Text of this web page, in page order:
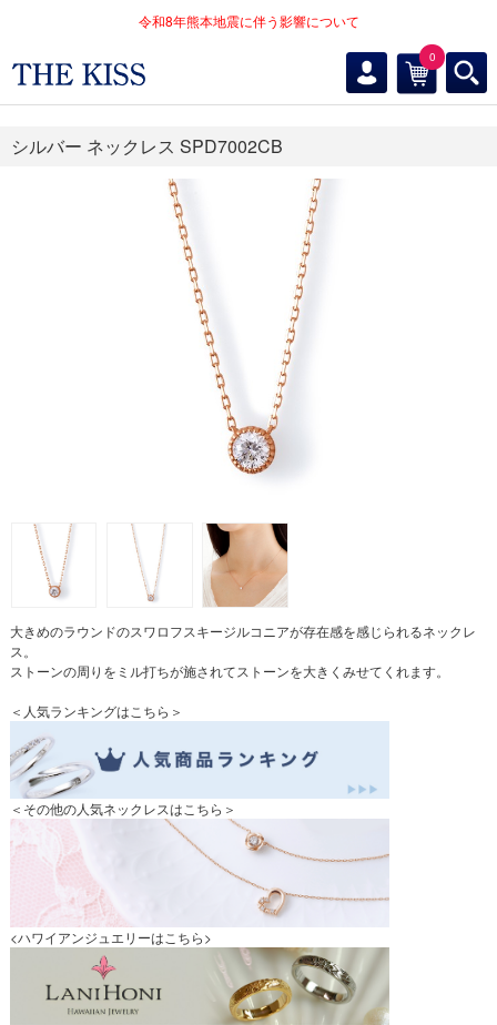
令和8年熊本地震に伴う影響について
0
シルバー ネックレス SPD7002CB
大きめのラウンドのスワロフスキージルコニアが存在感を感じられるネックレ
ス。
ストーンの周りをミル打ちが施されてストーンを大きくみせてくれます。
＜人気ランキングはこちら＞
＜その他の人気ネックレスはこちら＞
<ハワイアンジュエリーはこちら>